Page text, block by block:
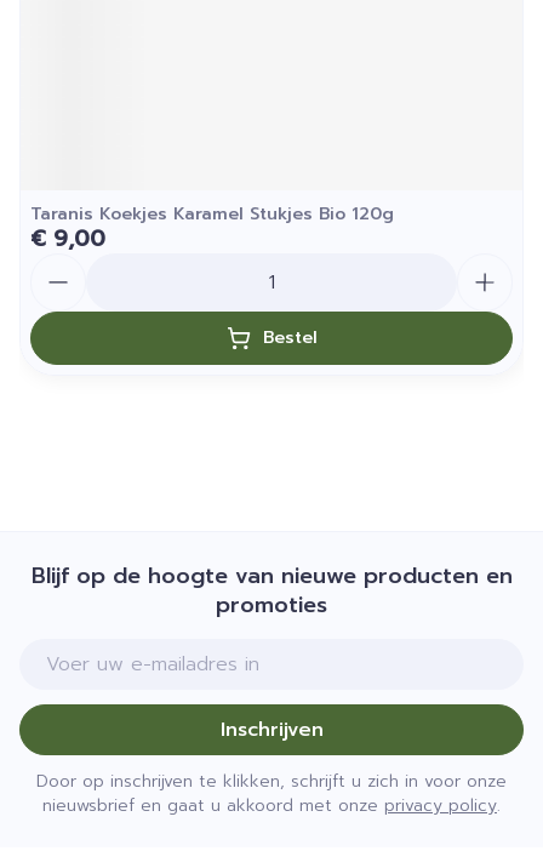
Taranis Koekjes Karamel Stukjes Bio 120g
€ 9,00
Bestel
Blijf op de hoogte van nieuwe producten en
promoties
E-mail adres
Inschrijven
Door op inschrijven te klikken, schrijft u zich in voor onze
nieuwsbrief en gaat u akkoord met onze privacy policy.